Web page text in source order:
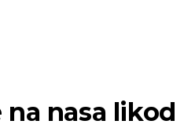
nasa likod